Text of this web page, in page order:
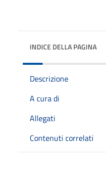
INDICE DELLA PAGINA
Descrizione
A cura di
Allegati
Contenuti correlati